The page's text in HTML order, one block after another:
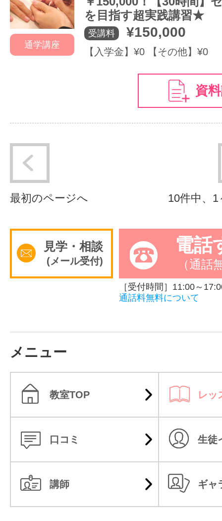
通学講座
を目指す超実践講習★
受講料 ¥150,000
【入学金】¥0 【その他】¥0
資
10件中、
最初のページへ
見学・相談
(メール受付)
電話
（通話
［受付時間］11:00～
通話料無料について
メニュー
教室TOP レッ
口コミ 生徒
講師 ギャ